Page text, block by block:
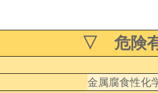
▽ 危険
金属腐食性化